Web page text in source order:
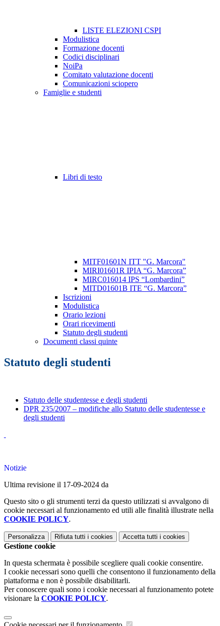
LISTE ELEZIONI CSPI
Modulistica
Formazione docenti
Codici disciplinari
NoiPa
Comitato valutazione docenti
Comunicazioni sciopero
Famiglie e studenti
Libri di testo
MITF01601N ITT "G. Marcora"
MIRI01601R IPIA “G. Marcora”
MIRC016014 IPS “Lombardini”
MITD01601B ITE “G. Marcora”
Iscrizioni
Modulistica
Orario lezioni
Orari ricevimenti
Statuto degli studenti
Documenti classi quinte
Statuto degli studenti
Statuto delle studentesse e degli studenti
DPR 235/2007 – modifiche allo Statuto delle studentesse e
degli studenti
Notizie
Ultima revisione il 17-09-2024 da
Questo sito o gli strumenti terzi da questo utilizzati si avvalgono di
cookie necessari al funzionamento ed utili alle finalità illustrate nella
COOKIE POLICY.
Personalizza Rifiuta tutti i cookies Accetta tutti i cookies
Gestione cookie
In questa schermata è possibile scegliere quali cookie consentire.
I cookie necessari sono quelli che consentono il funzionamento della
piattaforma e non è possibile disabilitarli.
Per conoscere quali sono i cookie necessari al funzionamento potete
visionare la COOKIE POLICY.